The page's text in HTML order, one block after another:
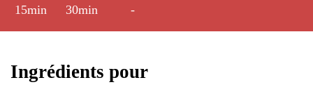
15min 30min -
Ingrédients pour